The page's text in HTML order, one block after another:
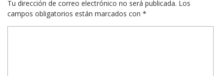
Tu dirección de correo electrónico no será publicada. Los
campos obligatorios están marcados con *